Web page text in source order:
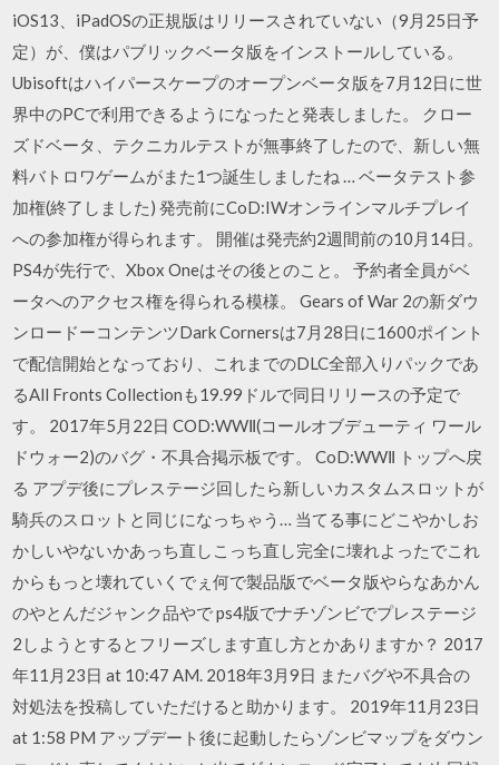
iOS13、iPadOSの正規版はリリースされていない（9月25日予
定）が、僕はパブリックベータ版をインストールしている。
Ubisoftはハイパースケープのオープンベータ版を7月12日に世
界中のPCで利用できるようになったと発表しました。 クロー
ズドベータ、テクニカルテストが無事終了したので、新しい無
料バトロワゲームがまた1つ誕生しましたね … ベータテスト参
加権(終了しました) 発売前にCoD:IWオンラインマルチプレイ
への参加権が得られます。 開催は発売約2週間前の10月14日。
PS4が先行で、Xbox Oneはその後とのこと。 予約者全員がベ
ータへのアクセス権を得られる模様。 Gears of War 2の新ダウ
ンロードーコンテンツDark Cornersは7月28日に1600ポイント
で配信開始となっており、これまでのDLC全部入りパックであ
るAll Fronts Collectionも19.99ドルで同日リリースの予定で
す。 2017年5月22日 COD:WWⅡ(コールオブデューティ ワール
ドウォー2)のバグ・不具合掲示板です。 CoD:WWⅡ トップへ戻
る アプデ後にプレステージ回したら新しいカスタムスロットが
騎兵のスロットと同じになっちゃう… 当てる事にどこやかしお
かしいやないかあっち直しこっち直し完全に壊れよったでこれ
からもっと壊れていくでぇ何で製品版でベータ版やらなあかん
のやとんだジャンク品やで ps4版でナチゾンビでプレステージ
2しようとするとフリーズします直し方とかありますか？ 2017
年11月23日 at 10:47 AM. 2018年3月9日 またバグや不具合の
対処法を投稿していただけると助かります。 2019年11月23日
at 1:58 PM アップデート後に起動したらゾンビマップをダウン